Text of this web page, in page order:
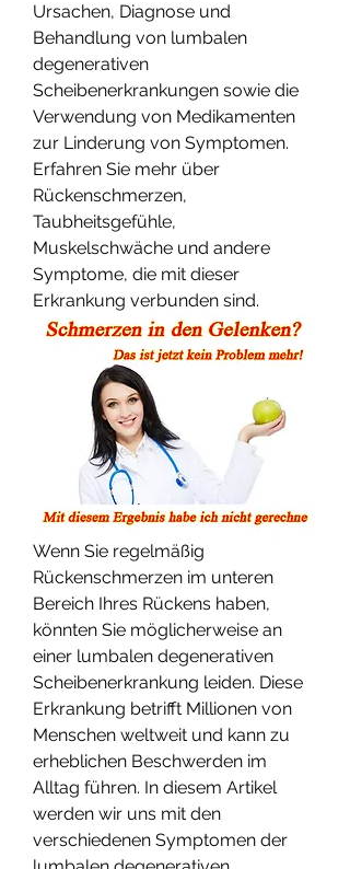
Ursachen, Diagnose und
Behandlung von lumbalen
degenerativen
Scheibenerkrankungen sowie die
Verwendung von Medikamenten
zur Linderung von Symptomen.
Erfahren Sie mehr über
Rückenschmerzen,
Taubheitsgefühle,
Muskelschwäche und andere
Symptome, die mit dieser
Erkrankung verbunden sind.
Wenn Sie regelmäßig
Rückenschmerzen im unteren
Bereich Ihres Rückens haben,
könnten Sie möglicherweise an
einer lumbalen degenerativen
Scheibenerkrankung leiden. Diese
Erkrankung betrifft Millionen von
Menschen weltweit und kann zu
erheblichen Beschwerden im
Alltag führen. In diesem Artikel
werden wir uns mit den
verschiedenen Symptomen der